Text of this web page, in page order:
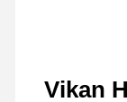
Vikan